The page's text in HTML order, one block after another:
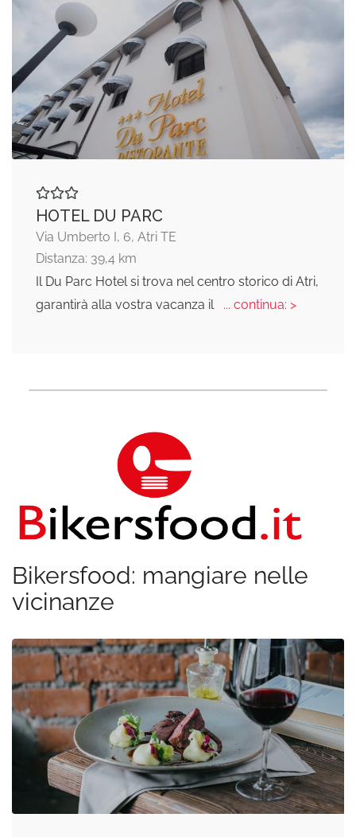
HOTEL DU PARC
Via Umberto I, 6, Atri TE
Distanza: 39,4 km
Il Du Parc Hotel si trova nel centro storico di Atri,
garantirà alla vostra vacanza il
... continua: >
Bikersfood: mangiare nelle
vicinanze